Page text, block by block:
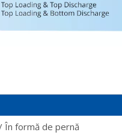
În formă de pernă